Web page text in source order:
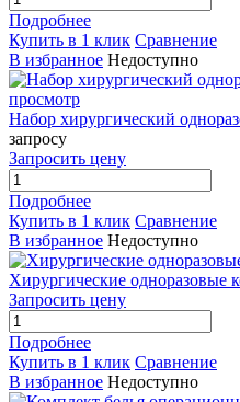
Подробнее
Купить в 1 клик Сравнение
В избранное Недоступно
просмотр
Набор хирургический
запросу
Запросить цену
Подробнее
Купить в 1 клик Сравнение
В избранное Недоступно
Хирургические одноразовые
Запросить цену
Подробнее
Купить в 1 клик Сравнение
В избранное Недоступно